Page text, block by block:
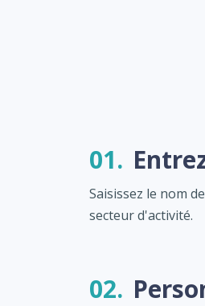
01.
Saisissez le nom
secteur d'activité.
02.